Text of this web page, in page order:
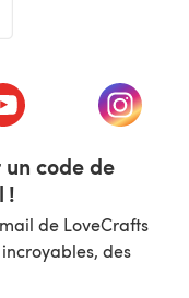
nouvel onglet)
(s'ouvre dans un(s'ouvre
code de
!
de LoveCrafts
des